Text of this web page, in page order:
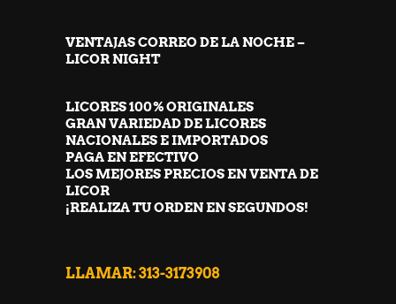
VENTAJAS CORREO DE LA NOCHE –
LICOR NIGHT
LICORES 100% ORIGINALES
GRAN VARIEDAD DE LICORES
NACIONALES E IMPORTADOS
PAGA EN EFECTIVO
LOS MEJORES PRECIOS EN VENTA DE
LICOR
¡REALIZA TU ORDEN EN SEGUNDOS!
LLAMAR: 313-3173908